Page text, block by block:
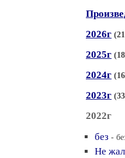
2026г
2025г
2024г
2023г
2022г
без -
Не